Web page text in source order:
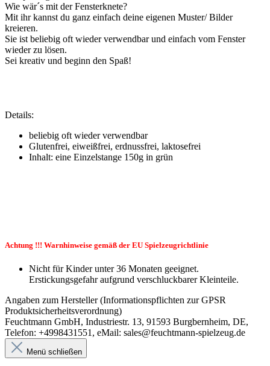
Wie wär´s mit der Fensterknete?
Mit ihr kannst du ganz einfach deine eigenen Muster/ Bilder
kreieren.
Sie ist beliebig oft wieder verwendbar und einfach vom Fenster
wieder zu lösen.
Sei kreativ und beginn den Spaß!
Details:
beliebig oft wieder verwendbar
Glutenfrei, eiweißfrei, erdnussfrei, laktosefrei
Inhalt: eine Einzelstange 150g in grün
Achtung !!! Warnhinweise gemäß der EU Spielzeugrichtlinie
Nicht für Kinder unter 36 Monaten geeignet.
Erstickungsgefahr aufgrund verschluckbarer Kleinteile.
Angaben zum Hersteller (Informationspflichten zur GPSR
Produktsicherheitsverordnung)
Feuchtmann GmbH, Industriestr. 13, 91593 Burgbernheim, DE,
Telefon: +4998431551, eMail: sales@feuchtmann-spielzeug.de
Menü schließen